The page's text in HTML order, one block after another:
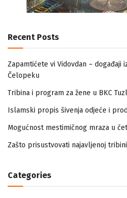
Recent Posts
Zapamtićete vi Vidovdan – događaji
Čelopeku
Tribina i program za žene u BKC
Islamski propis šivenja odjeće i
Mogućnost mestimičnog mraza u
Zašto prisustvovati najavljenoj
Categories